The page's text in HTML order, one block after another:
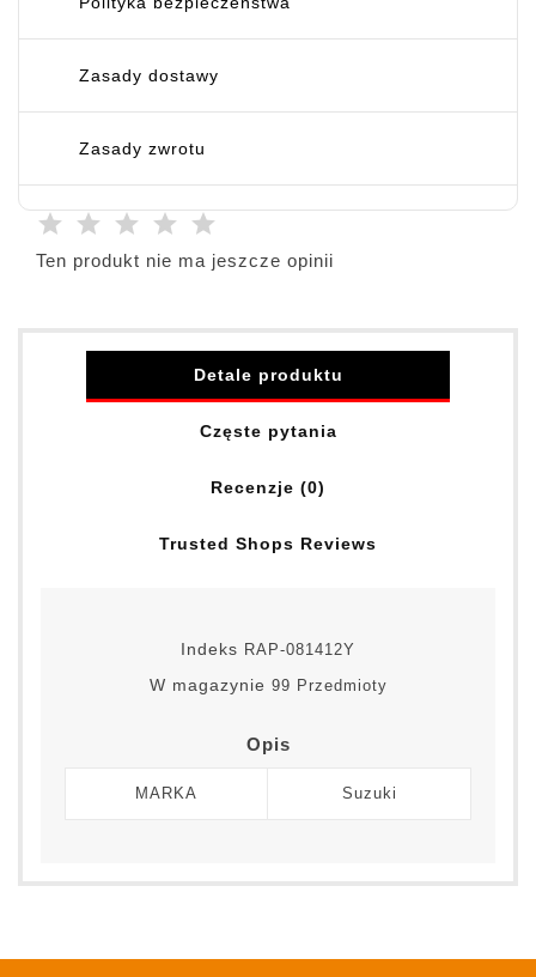
Zasady dostawy
Zasady zwrotu
Ten produkt nie ma jeszcze opinii
Detale produktu
Częste pytania
Recenzje (0)
Trusted Shops Reviews
Indeks RAP-081412Y
W magazynie 99 Przedmioty
Opis
MARKA Suzuki